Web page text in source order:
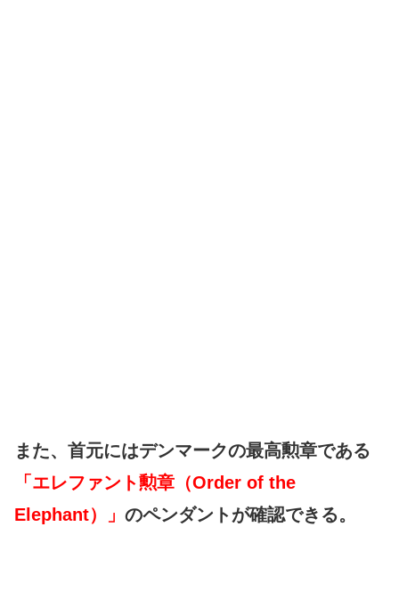
また、首元にはデンマークの最高勲章である
「エレファント勲章（Order of the
Elephant）」 のペンダントが確認できる。